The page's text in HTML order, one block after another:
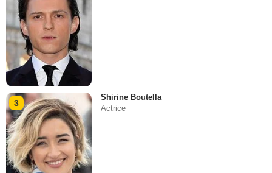
3
Shirine Boutella
Actrice